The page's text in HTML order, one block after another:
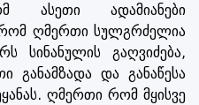
ასეთი ადამიანები
ღმერთი სულგრძელია
სინანულის გაღვიძება,
განამზადა და განაწესა
ღმერთი რომ მყისვე